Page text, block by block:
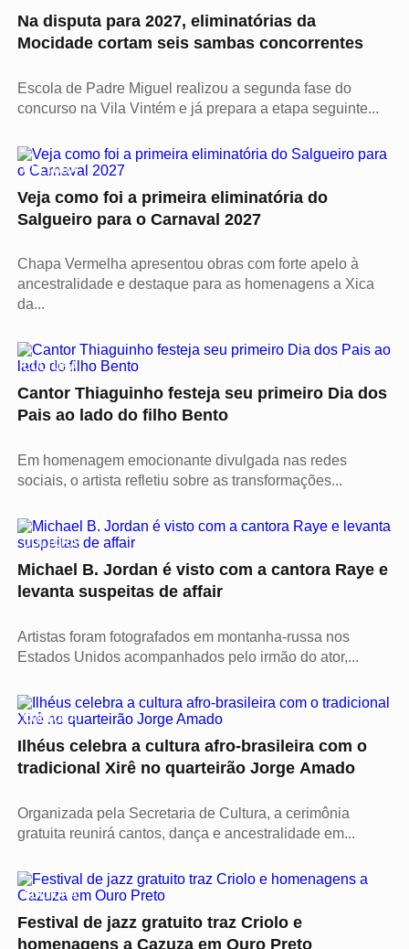
Na disputa para 2027, eliminatórias da
Mocidade cortam seis sambas concorrentes
Escola de Padre Miguel realizou a segunda fase do
concurso na Vila Vintém e já prepara a etapa seguinte...
CULTURA
Veja como foi a primeira eliminatória do
Salgueiro para o Carnaval 2027
Chapa Vermelha apresentou obras com forte apelo à
ancestralidade e destaque para as homenagens a Xica
da...
CULTURA
Cantor Thiaguinho festeja seu primeiro Dia dos
Pais ao lado do filho Bento
Em homenagem emocionante divulgada nas redes
sociais, o artista refletiu sobre as transformações...
CULTURA
Michael B. Jordan é visto com a cantora Raye e
levanta suspeitas de affair
Artistas foram fotografados em montanha-russa nos
Estados Unidos acompanhados pelo irmão do ator,...
CULTURA
Ilhéus celebra a cultura afro-brasileira com o
tradicional Xirê no quarteirão Jorge Amado
Organizada pela Secretaria de Cultura, a cerimônia
gratuita reunirá cantos, dança e ancestralidade em...
CULTURA
Festival de jazz gratuito traz Criolo e
homenagens a Cazuza em Ouro Preto